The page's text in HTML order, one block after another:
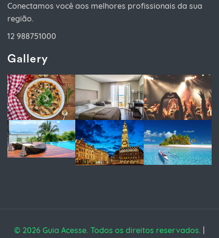
Conectamos você aos melhores profissionais da sua
região.
12 988751000
Gallery
© 2026 Guia Acesse. Todos os direitos reservados. |